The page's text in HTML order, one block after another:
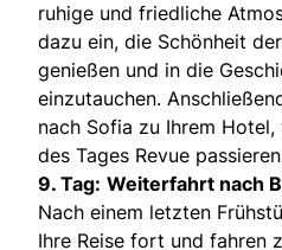
ruhige und friedliche
dazu ein, die Schönheit
genießen und in die
einzutauchen.
nach Sofia zu Ihrem
des Tages Revue
9. Tag: Weiterfahrt nach
Nach einem letzten
Ihre Reise fort und fahren